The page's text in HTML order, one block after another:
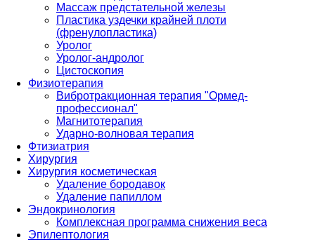
Массаж предстательной железы
Пластика уздечки крайней плоти
(френулопластика)
Уролог
Уролог-андролог
Цистоскопия
Физиотерапия
Вибротракционная терапия "Ормед-
профессионал"
Магнитотерапия
Ударно-волновая терапия
Фтизиатрия
Хирургия
Хирургия косметическая
Удаление бородавок
Удаление папиллом
Эндокринология
Комплексная программа снижения веса
Эпилептология